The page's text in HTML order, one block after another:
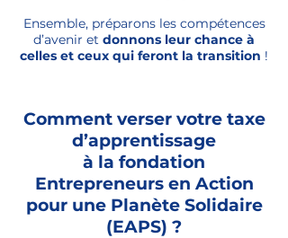
Ensemble, préparons les compétences
d’avenir et donnons leur chance à
celles et ceux qui feront la transition !
Comment verser votre taxe
d’apprentissage
à la fondation
Entrepreneurs en Action
pour une Planète Solidaire
(EAPS) ?